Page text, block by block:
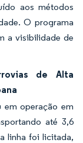
aos métodos
O programa
a visibilidade de
de Alta
em operação em
até 3,6
linha foi licitada,